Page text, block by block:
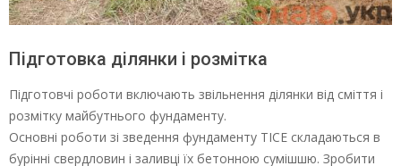
Підготовка ділянки і розмітка
Підготовчі роботи включають звільнення ділянки від сміття і
розмітку майбутнього фундаменту.
Основні роботи зі зведення фундаменту ТІСЕ складаються в
бурінні свердловин і заливці їх бетонною сумішшю. Зробити